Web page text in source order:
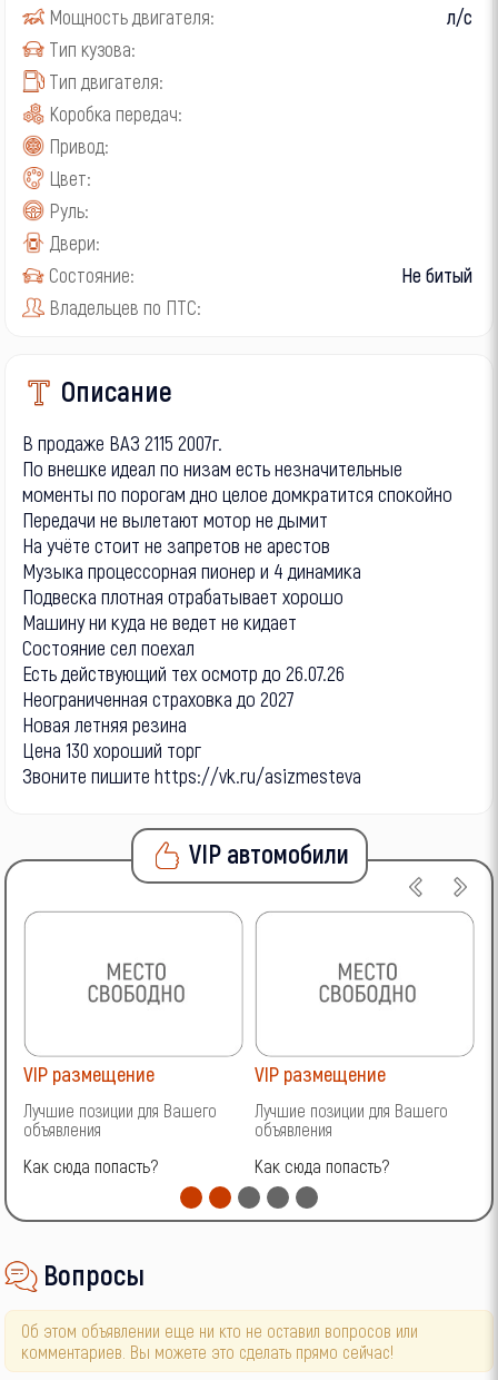
Мощность двигателя:
л/с
Тип кузова:
Тип двигателя:
Коробка передач:
Привод:
Цвет:
Руль:
Двери:
Состояние:
Не битый
Владельцев по ПТС:
Описание
В продаже ВАЗ 2115 2007г.
По внешке идеал по низам есть незначительные
моменты по порогам дно целое домкратится спокойно
Передачи не вылетают мотор не дымит
На учёте стоит не запретов не арестов
Музыка процессорная пионер и 4 динамика
Подвеска плотная отрабатывает хорошо
Машину ни куда не ведет не кидает
Состояние сел поехал
Есть действующий тех осмотр до 26.07.26
Неограниченная страховка до 2027
Новая летняя резина
Цена 130 хороший торг
Звоните пишите https://vk.ru/asizmesteva
VIP автомобили
VIP размещение
Лучшие позиции для Вашего
объявления
Как сюда попасть?
VIP размещение
Лучшие позиции для Вашего
объявления
Как сюда попасть?
Вопросы
Об этом объявлении еще ни кто не оставил вопросов или
комментариев. Вы можете это сделать прямо сейчас!